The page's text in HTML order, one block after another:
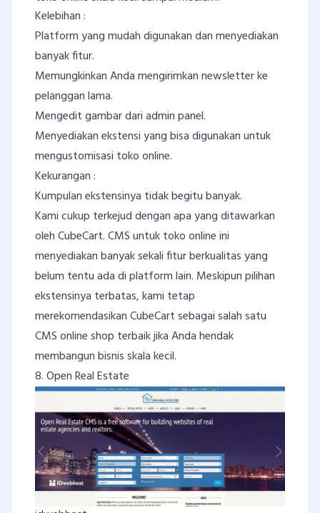
Kelebihan :
Platform yang mudah digunakan dan menyediakan
banyak fitur.
Memungkinkan Anda mengirimkan newsletter ke
pelanggan lama.
Mengedit gambar dari admin panel.
Menyediakan ekstensi yang bisa digunakan untuk
mengustomisasi toko online.
Kekurangan :
Kumpulan ekstensinya tidak begitu banyak.
Kami cukup terkejud dengan apa yang ditawarkan
oleh CubeCart. CMS untuk toko online ini
menyediakan banyak sekali fitur berkualitas yang
belum tentu ada di platform lain. Meskipun pilihan
ekstensinya terbatas, kami tetap
merekomendasikan CubeCart sebagai salah satu
CMS online shop terbaik jika Anda hendak
membangun bisnis skala kecil.
8. Open Real Estate